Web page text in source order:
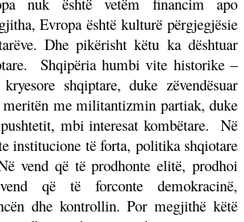
Evropa është kulturë përgjegjësie
Dhe pikërisht këtu ka dështuar
Shqipëria humbi vite historike –
shqiptare, duke zëvendësuar
meritën me militantizmin partiak, duke
mbi interesat kombëtare. Në
institucione të forta, politika shqiotare
vend që të prodhonte elitë, prodhoi
që të forconte demokracinë,
dhe kontrollin. Por megjithë këtë